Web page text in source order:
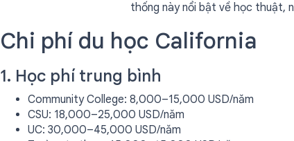
thống này nổi bật về học thuật,
Chi phí du học California
1. Học phí trung bình
Community College: 8,000–15,000 USD/năm
CSU: 18,000–25,000 USD/năm
UC: 30,000–45,000 USD/năm